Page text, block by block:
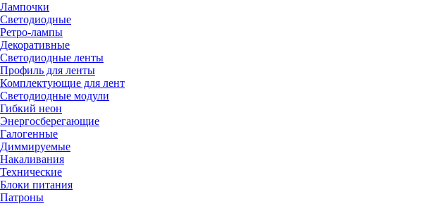
Лампочки
Светодиодные
Ретро-лампы
Декоративные
Светодиодные ленты
Профиль для ленты
Комплектующие для лент
Светодиодные модули
Гибкий неон
Энергосберегающие
Галогенные
Диммируемые
Накаливания
Технические
Блоки питания
Патроны